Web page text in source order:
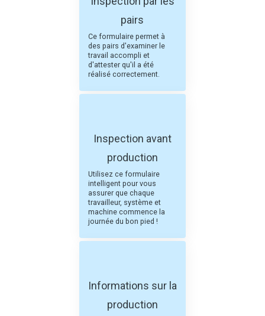
pairs
Ce formulaire permet à
des pairs d'examiner le
travail accompli et
d'attester qu'il a été
réalisé correctement.
Inspection avant
production
Utilisez ce formulaire
intelligent pour vous
assurer que chaque
travailleur, système et
machine commence la
journée du bon pied !
Informations sur la
production